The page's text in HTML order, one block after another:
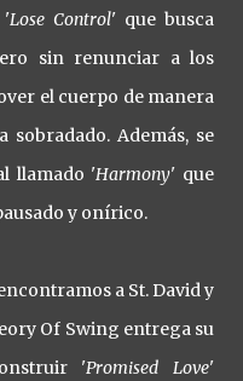
'Lose Control' que busca
sin renunciar a los
el cuerpo de manera
sobradado. Además, se
llamado 'Harmony' que
y onírico.
a St. David y
Of Swing entrega su
'Promised Love'